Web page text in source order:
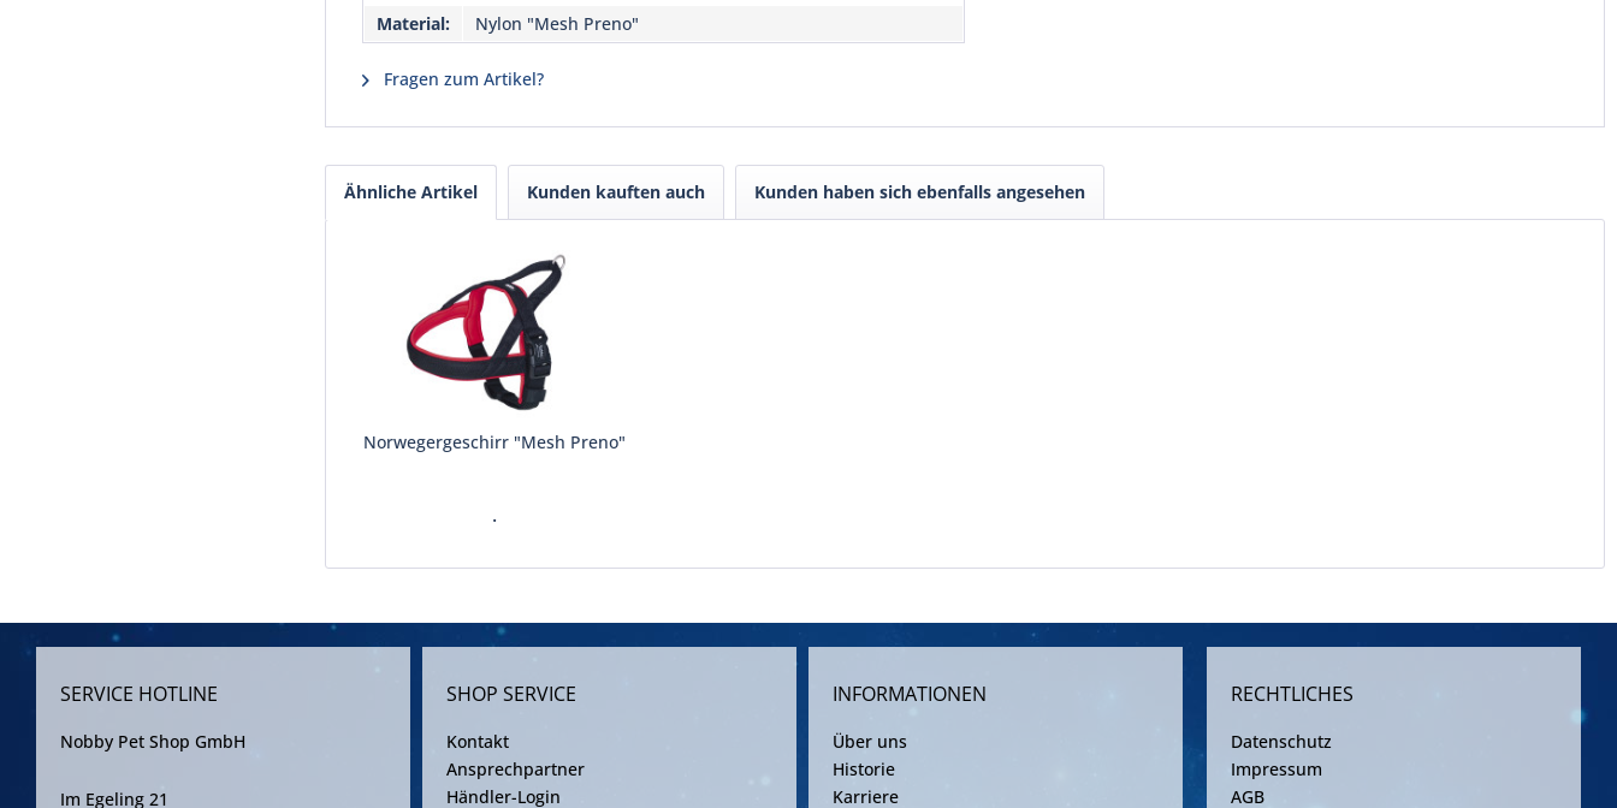
Material:
Nylon "Mesh Preno"
Fragen zum Artikel?
Ähnliche Artikel Kunden kauften auch Kunden haben sich ebenfalls angesehen
Norwegergeschirr "Mesh Preno"
.
SERVICE HOTLINE
Nobby Pet Shop GmbH
Im Egeling 21
SHOP SERVICE
Kontakt
Ansprechpartner
Händler-Login
INFORMATIONEN
Über uns
Historie
Karriere
RECHTLICHES
Datenschutz
Impressum
AGB